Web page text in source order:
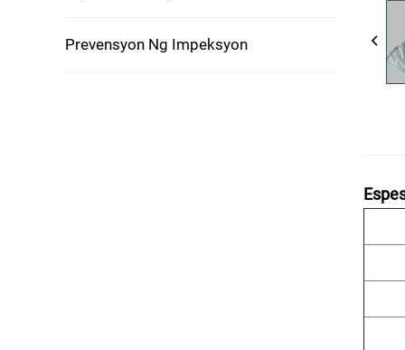
Prevensyon Ng Impeksyon